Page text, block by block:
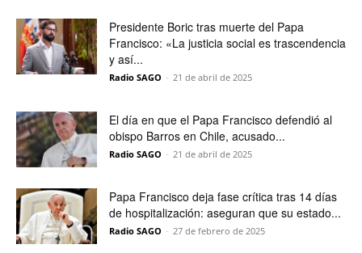
Presidente Boric tras muerte del Papa
Francisco: «La justicia social es trascendencia
y así...
Radio SAGO - 21 de abril de 2025
El día en que el Papa Francisco defendió al
obispo Barros en Chile, acusado...
Radio SAGO - 21 de abril de 2025
Papa Francisco deja fase crítica tras 14 días
de hospitalización: aseguran que su estado...
Radio SAGO - 27 de febrero de 2025